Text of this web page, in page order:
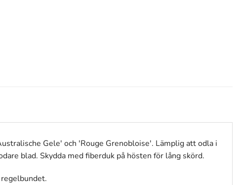
Gele' och 'Rouge Grenobloise'. Lämplig att odla i
blad. Skydda med fiberduk på hösten för lång skörd.